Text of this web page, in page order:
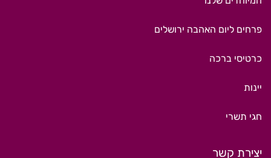
פרחים ליום האהבה ירושלים
כרטיסי ברכה
יינות
חגי תשרי
יצירת קשר